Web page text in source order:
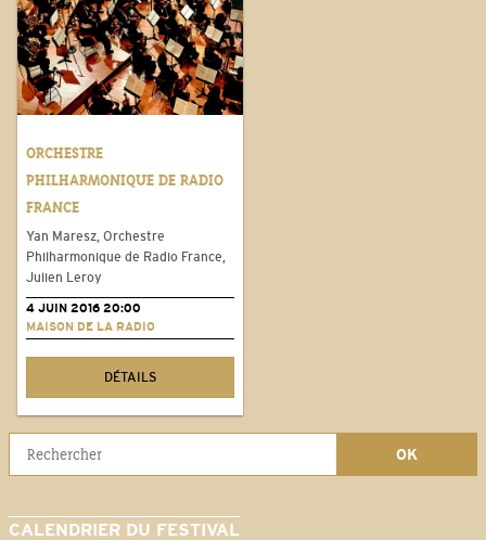
ORCHESTRE
PHILHARMONIQUE DE RADIO
FRANCE
Yan Maresz, Orchestre
Philharmonique de Radio France,
Julien Leroy
4 JUIN 2016 20:00
MAISON DE LA RADIO
DÉTAILS
CALENDRIER DU FESTIVAL